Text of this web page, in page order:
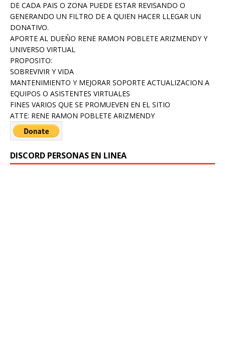
DE CADA PAIS O ZONA PUEDE ESTAR REVISANDO O
GENERANDO UN FILTRO DE A QUIEN HACER LLEGAR UN
DONATIVO.
APORTE AL DUEÑO RENE RAMON POBLETE ARIZMENDY Y
UNIVERSO VIRTUAL
PROPOSITO:
SOBREVIVIR Y VIDA
MANTENIMIENTO Y MEJORAR SOPORTE ACTUALIZACION A
EQUIPOS O ASISTENTES VIRTUALES
FINES VARIOS QUE SE PROMUEVEN EN EL SITIO
ATTE: RENE RAMON POBLETE ARIZMENDY
DISCORD PERSONAS EN LINEA